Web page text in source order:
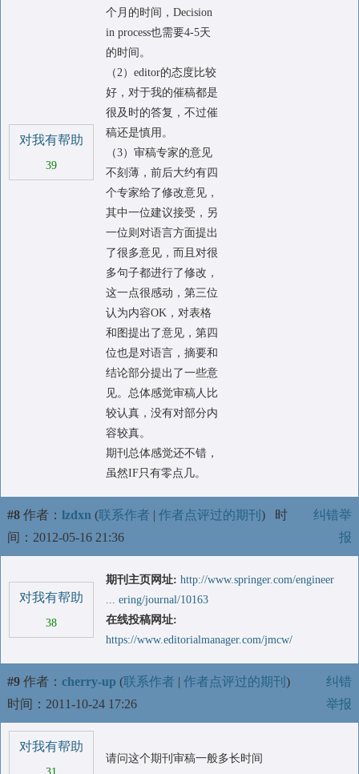
对我有帮助
39
个月的时间，Decision
in process也需要4-5天
的时间。
（2）editor的态度比较
好，对于我的催稿都是
很及时的答复，不过催
稿还是慎用。
（3）审稿专家的意见
不刻薄，前后大约有四
个专家给了修改意见，
其中一位建议接受，另
一位则对语言方面提出
了很多意见，而且对很
多句子都进行了修改，
这一点很感动，第三位
认为内容OK，对表格
和图提出了意见，第四
位也是对语言，摘要和
结论部分提出了一些意
见。总体感觉审稿人比
较认真，没有对部分内
容较真。
期刊总体感觉还不错，
虽然IF只有零点几。
#8 作者： lzdxn (联系作者 | 作者点评过的期刊 ) 时
间：2012-05-16 21:36
纠错举
报
对我有帮助
38
期刊主页网址: http://www.springer.com/engineer
... ering/journal/10163
在线投稿网址:
https://www.editorialmanager.com/jmcw/
#9 作者： cherry-up (联系作者 | 作者点评过的期刊 )
时间：2011-10-24 17:26
纠错
举报
对我有帮助
请问这个期刊审稿一般多长时间